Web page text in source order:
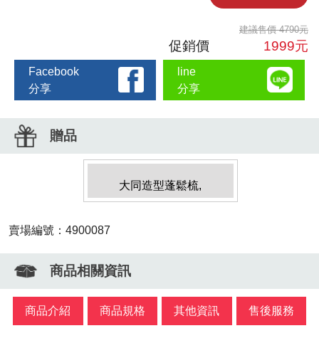
建議售價 4790元
促銷價 1999元
Facebook
分享
line
分享
贈品
大同造型蓬鬆梳,
賣場編號：4900087
商品相關資訊
商品介紹 商品規格 其他資訊 售後服務